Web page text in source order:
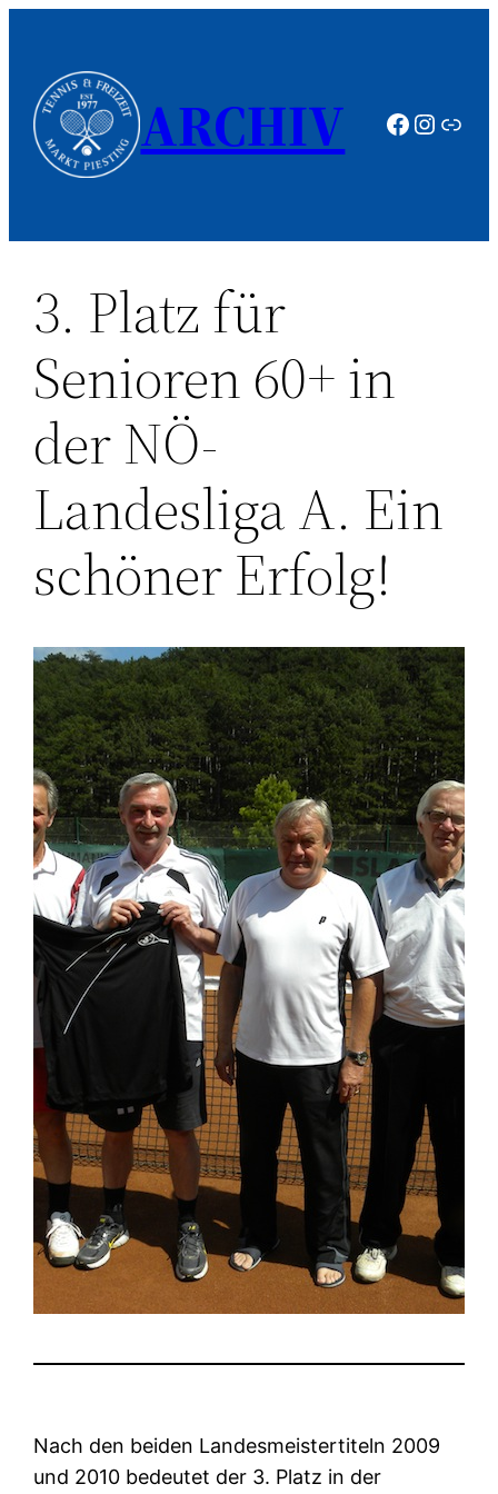
springen
ARCHIV Link
3. Platz für
Senioren 60+ in
der NÖ-
Landesliga A. Ein
schöner Erfolg!
Nach den beiden Landesmeistertiteln 2009
und 2010 bedeutet der 3. Platz in der